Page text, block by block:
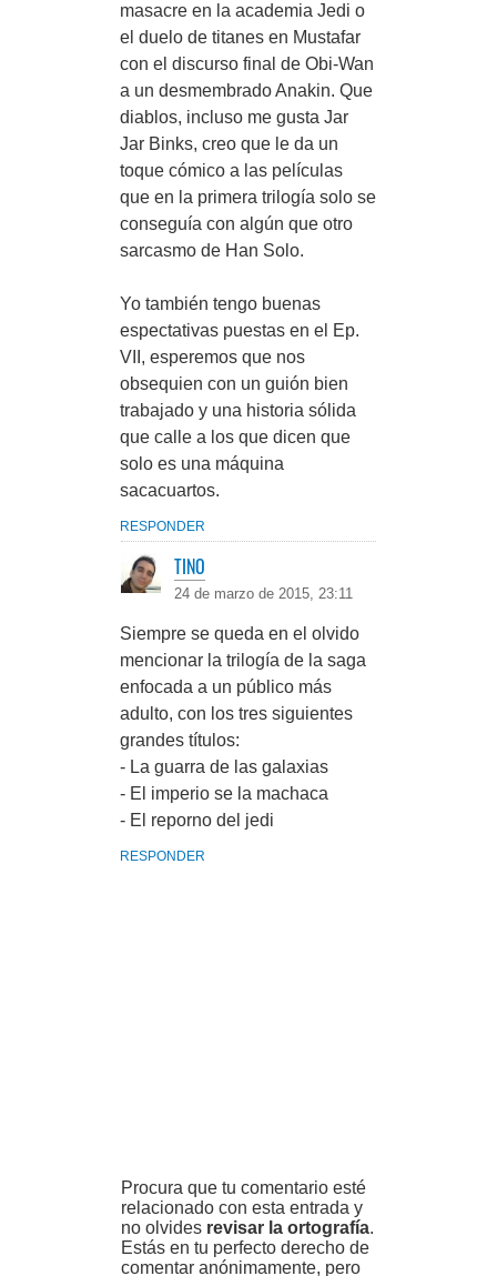
masacre en la academia Jedi o
el duelo de titanes en Mustafar
con el discurso final de Obi-Wan
a un desmembrado Anakin. Que
diablos, incluso me gusta Jar
Jar Binks, creo que le da un
toque cómico a las películas
que en la primera trilogía solo se
conseguía con algún que otro
sarcasmo de Han Solo.
Yo también tengo buenas
espectativas puestas en el Ep.
VII, esperemos que nos
obsequien con un guión bien
trabajado y una historia sólida
que calle a los que dicen que
solo es una máquina
sacacuartos.
RESPONDER
TINO
24 de marzo de 2015, 23:11
Siempre se queda en el olvido
mencionar la trilogía de la saga
enfocada a un público más
adulto, con los tres siguientes
grandes títulos:
- La guarra de las galaxias
- El imperio se la machaca
- El reporno del jedi
RESPONDER
Procura que tu comentario esté
relacionado con esta entrada y
no olvides revisar la ortografía.
Estás en tu perfecto derecho de
comentar anónimamente, pero